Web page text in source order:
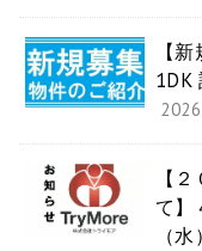
【
1DK
【
て】
（